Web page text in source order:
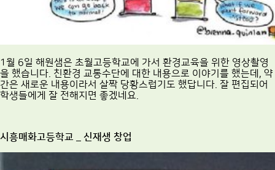
1월 6일 해원샘은 초월고등학교에 가서 환경교육을 위한 영상촬영
을 했습니다. 친환경 교통수단에 대한 내용으로 이야기를 했는데, 약
간은 새로운 내용이라서 살짝 당황스럽기도 했답니다. 잘 편집되어
학생들에게 잘 전해지면 좋겠네요.
시흥매화고등학교 _ 신재생 창업